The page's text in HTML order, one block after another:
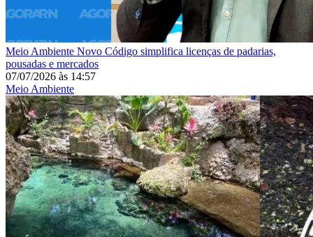
Meio Ambiente Novo Código simplifica licenças de padarias,
pousadas e mercados
07/07/2026 às 14:57
Meio Ambiente